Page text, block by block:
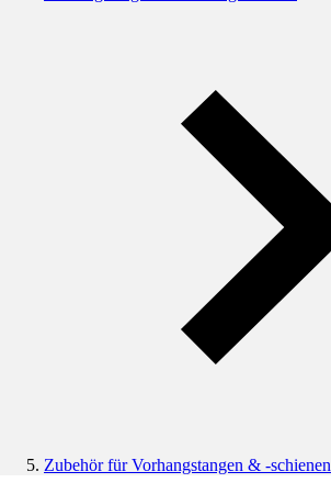
Zubehör für Vorhangstangen & -schienen